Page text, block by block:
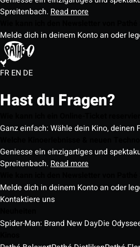
Spreitenbach. Read more
Melde dich in deinem Konto an oder
FR EN DE
Hast du Fragen?
Ganz einfach: Wähle dein Kino,
Geniesse ein einzigartiges und
Spreitenbach. Read more
Melde dich in deinem Konto an oder
Kontaktiere uns
Spider-Man: Brand New DayDie